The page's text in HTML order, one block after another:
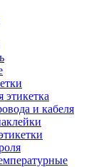
и кабеля